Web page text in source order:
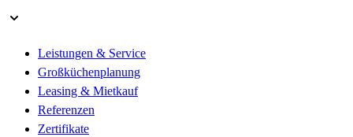
Leistungen & Service
Großküchenplanung
Leasing & Mietkauf
Referenzen
Zertifikate